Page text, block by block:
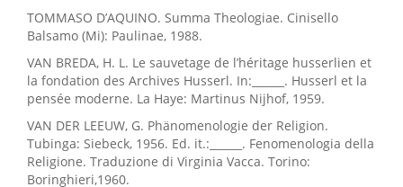
TOMMASO D’AQUINO. Summa Theologiae. Cinisello
Balsamo (Mi): Paulinae, 1988.
VAN BREDA, H. L. Le sauvetage de l’héritage husserlien et
la fondation des Archives Husserl. In:______. Husserl et la
pensée moderne. La Haye: Martinus Nijhof, 1959.
VAN DER LEEUW, G. Phänomenologie der Religion.
Tubinga: Siebeck, 1956. Ed. it.:______. Fenomenologia della
Religione. Traduzione di Virginia Vacca. Torino:
Boringhieri,1960.